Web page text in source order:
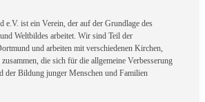
e.V. ist ein Verein, der auf der Grundlage des
Weltbildes arbeitet. Wir sind Teil der
und arbeiten mit verschiedenen Kirchen,
die sich für die allgemeine Verbesserung
der Bildung junger Menschen und Familien